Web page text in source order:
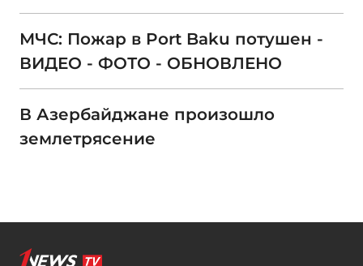
МЧС: Пожар в Port Baku потушен -
ВИДЕО - ФОТО - ОБНОВЛЕНО
В Азербайджане произошло
землетрясение